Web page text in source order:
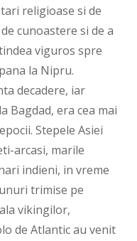
religioase si de
cunoastere si de a
viguros spre
la Nipru.
decadere, iar
Bagdad, era cea mai
Stepele Asiei
arcasi, marile
indieni, in vreme
trimise pe
vikingilor,
de Atlantic au venit